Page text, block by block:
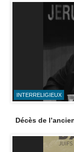
INTERRELIGIEUX
Décès de